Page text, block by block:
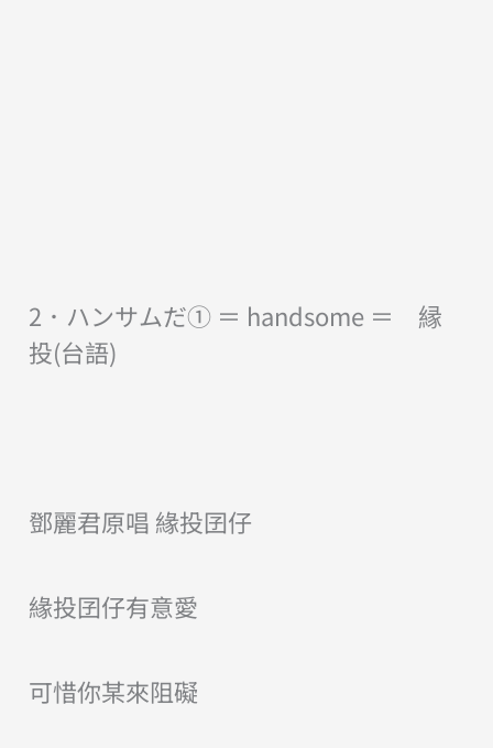
2．ハンサムだ① ＝ handsome ＝ 縁
投(台語)
鄧麗君原唱 緣投囝仔
緣投囝仔有意愛
可惜你某來阻礙